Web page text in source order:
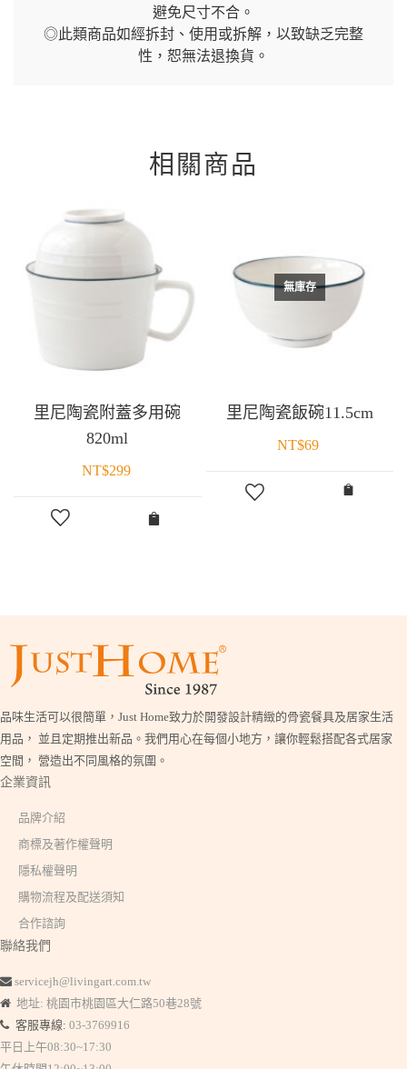
避免尺寸不合。
◎此類商品如經拆封、使用或拆解，以致缺乏完整
性，恕無法退換貨。
相關商品
里尼陶瓷附蓋多用碗
820ml
NT$299
無庫存
里尼陶瓷飯碗11.5cm
NT$69
品味生活可以很簡單，Just Home致力於開發設計精緻的骨瓷餐具及居家生活
用品， 並且定期推出新品。我們用心在每個小地方，讓你輕鬆搭配各式居家
空間， 營造出不同風格的氛圍。
企業資訊
品牌介紹
商標及著作權聲明
隱私權聲明
購物流程及配送須知
合作諮詢
聯絡我們
servicejh@livingart.com.tw
地址: 桃園市桃園區大仁路50巷28號
客服專線: 03-3769916
平日上午08:30~17:30